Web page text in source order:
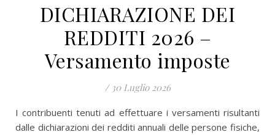
DICHIARAZIONE DEI
REDDITI 2026 –
Versamento imposte
/ 30 Luglio 2026
I contribuenti tenuti ad effettuare i versamenti risultanti
dalle dichiarazioni dei redditi annuali delle persone fisiche,